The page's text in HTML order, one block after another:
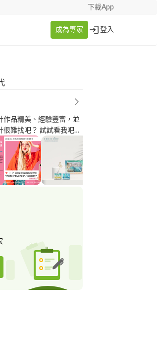
下載App
成為專家 登入
作品精美、經驗豐富，並
試試看我吧，
具備了。 還附加價
fb等社群媒體廣告素材製
度。 收費價格友